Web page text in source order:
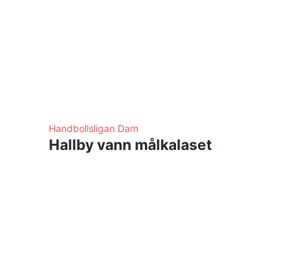
Handbollsligan Dam
Hallby vann målkalaset